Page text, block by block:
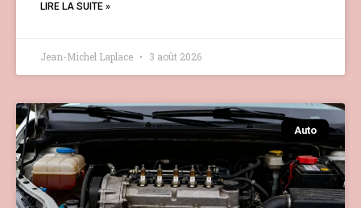
LIRE LA SUITE »
Jean-Michel Laplace 3 août 2026
Auto